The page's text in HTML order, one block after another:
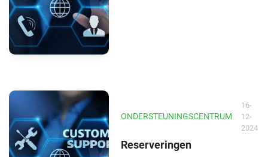
ONDERSTEUNINGSCENTRUM
16-
12-
2024
Reserveringen